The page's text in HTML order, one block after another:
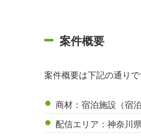
案件概要
案件概要は下記の通りで
商材：宿泊施設（宿
配信エリア：神奈川